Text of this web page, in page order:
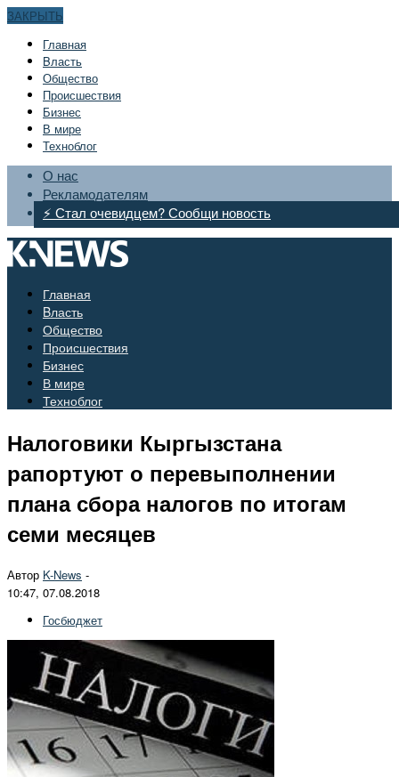
ЗАКРЫТЬ
Главная
Bласть
Общество
Происшествия
Бизнес
В мире
Техноблог
О нас
Рекламодателям
⚡ Стал очевидцем? Сообщи новость
Главная
Bласть
Общество
Происшествия
Бизнес
В мире
Техноблог
Налоговики Кыргызстана
рапортуют о перевыполнении
плана сбора налогов по итогам
семи месяцев
Автор K-News -
10:47, 07.08.2018
Госбюджет